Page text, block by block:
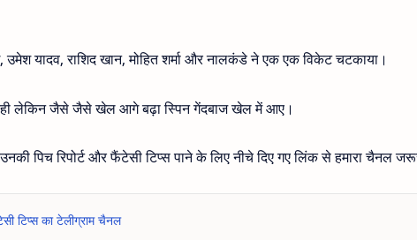
यादव, राशिद खान, मोहित शर्मा और नालकंडे ने एक एक विकेट चटकाया।
लेकिन जैसे जैसे खेल आगे बढ़ा स्पिन गेंदबाज खेल में आए।
पिच रिपोर्ट और फैंटेसी टिप्स पाने के लिए नीचे दिए गए लिंक से हमारा चैनल
टिप्स का टेलीग्राम चैनल